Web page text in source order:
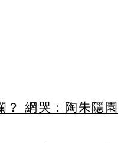
？ 網哭：陶朱隱園